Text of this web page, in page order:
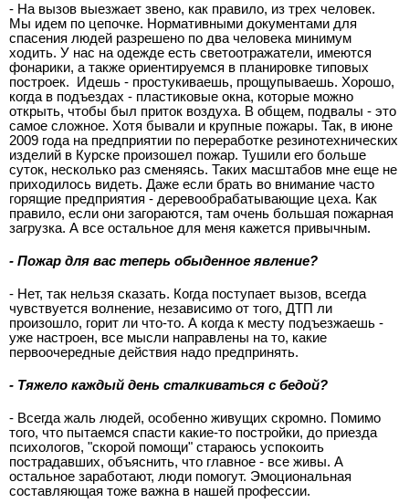
- На вызов выезжает звено, как правило, из трех человек.
Мы идем по цепочке. Нормативными документами для
спасения людей разрешено по два человека минимум
ходить. У нас на одежде есть светоотражатели, имеются
фонарики, а также ориентируемся в планировке типовых
построек. Идешь - простукиваешь, прощупываешь. Хорошо,
когда в подъездах - пластиковые окна, которые можно
открыть, чтобы был приток воздуха. В общем, подвалы - это
самое сложное. Хотя бывали и крупные пожары. Так, в июне
2009 года на предприятии по переработке резинотехнических
изделий в Курске произошел пожар. Тушили его больше
суток, несколько раз сменяясь. Таких масштабов мне еще не
приходилось видеть. Даже если брать во внимание часто
горящие предприятия - деревообрабатывающие цеха. Как
правило, если они загораются, там очень большая пожарная
загрузка. А все остальное для меня кажется привычным.
- Пожар для вас теперь обыденное явление?
- Нет, так нельзя сказать. Когда поступает вызов, всегда
чувствуется волнение, независимо от того, ДТП ли
произошло, горит ли что-то. А когда к месту подъезжаешь -
уже настроен, все мысли направлены на то, какие
первоочередные действия надо предпринять.
- Тяжело каждый день сталкиваться с бедой?
- Всегда жаль людей, особенно живущих скромно. Помимо
того, что пытаемся спасти какие-то постройки, до приезда
психологов, "скорой помощи" стараюсь успокоить
пострадавших, объяснить, что главное - все живы. А
остальное заработают, люди помогут. Эмоциональная
составляющая тоже важна в нашей профессии.